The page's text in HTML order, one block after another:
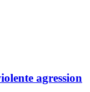
agression